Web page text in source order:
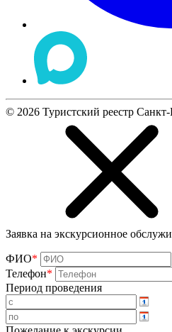
© 2026 Туристский реестр Санкт-
Заявка на экскурсионное
ФИО*
Телефон*
Период проведения